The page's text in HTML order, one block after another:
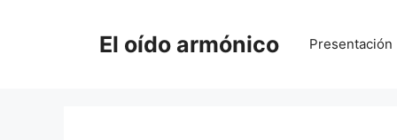
El oído armónico Presentación